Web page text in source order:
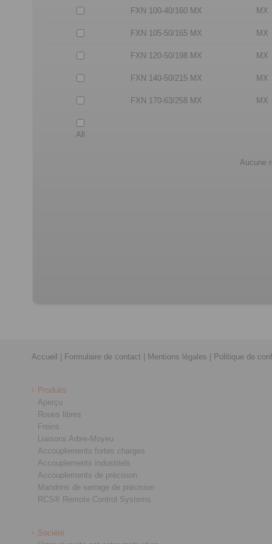
FXN 100-40/160 MX MX
FXN 105-50/165 MX MX
FXN 120-50/198 MX MX
FXN 140-50/215 MX MX
FXN 170-63/258 MX MX
All
Aucune
Accueil Formulaire de contact Mentions légales Politique de
Produits
Aperçu
Roues libres
Freins
Liaisons Arbre-Moyeu
Accouplements fortes charges
Accouplements industriels
Accouplements de précision
Mandrins de serrage de précision
RCS® Remote Control Systems
Société